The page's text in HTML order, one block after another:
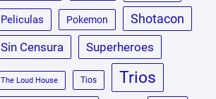
Peliculas Pokemon Shotacon
Sin Censura Superheroes
The Loud House Tios Trios